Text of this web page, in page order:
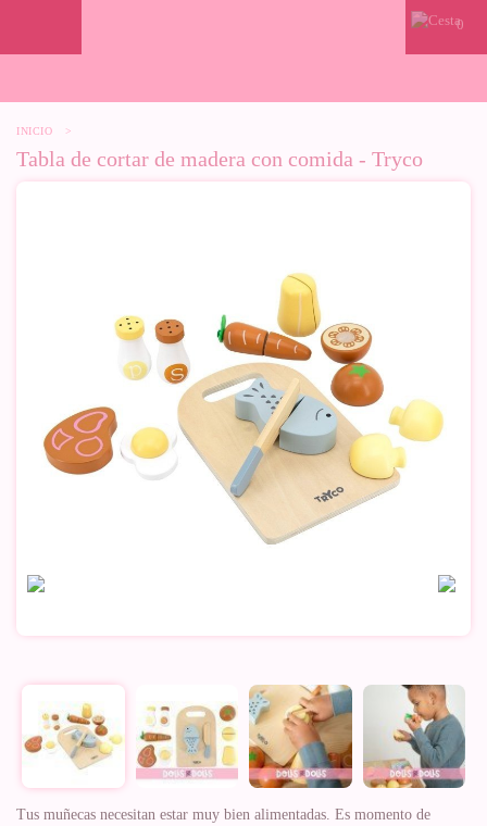
0
INICIO >
Tabla de cortar de madera con comida - Tryco
Tus muñecas necesitan estar muy bien alimentadas. Es momento de